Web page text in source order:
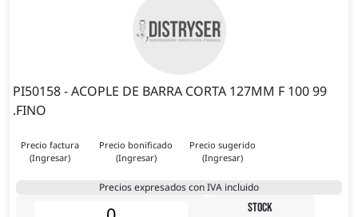
PI50158 - ACOPLE DE BARRA CORTA 127MM F 100 99
.FINO
Precio factura
(Ingresar)
Precio bonificado
(Ingresar)
Precio sugerido
(Ingresar)
Precios expresados con IVA incluido
STOCK